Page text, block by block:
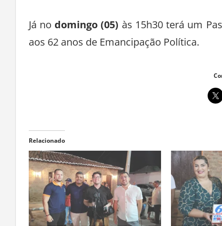
Já no domingo (05) às 15h30 terá um
aos 62 anos de Emancipação Política.
Relacionado